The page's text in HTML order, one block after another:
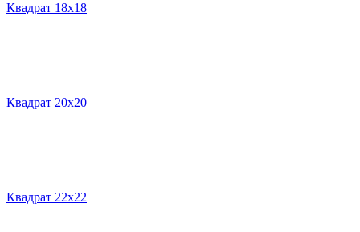
Квадрат 18х18
Квадрат 20х20
Квадрат 22х22